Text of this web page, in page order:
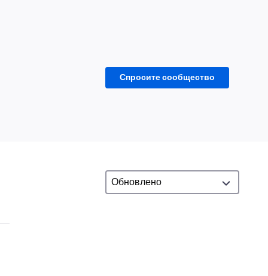
Спросите сообщество